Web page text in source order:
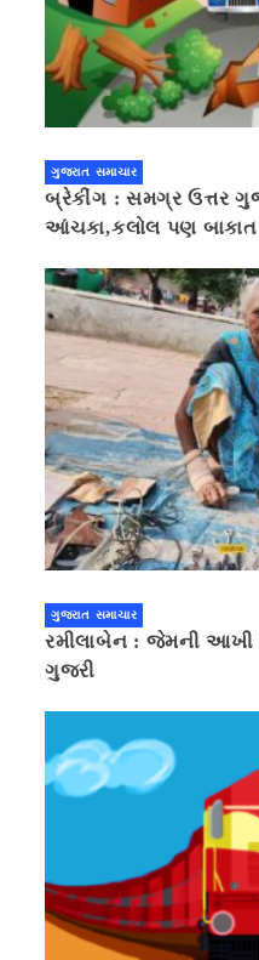
ગુજરાત સમાચાર
બ્રેકીંગ : સમગ્ર ઉત્તર
આંચકા,કલોલ પણ બાકાત
ગુજરાત સમાચાર
રમીલાબેન : જેમની આખી
ગુજરી